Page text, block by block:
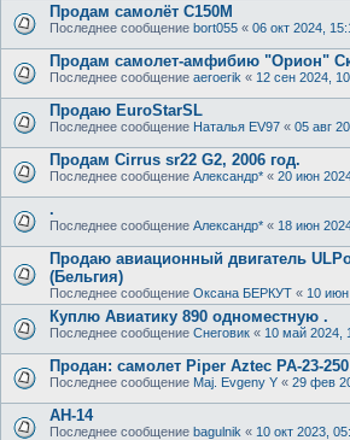
Продам самолёт С150М
Последнее сообщение bort055 « 06 окт 2024,
Продам самолет-амфибию "Орион"
Последнее сообщение aeroerik « 12 сен 2024,
Продаю EuroStarSL
Последнее сообщение Наталья EV97 « 05 авг
Продам Cirrus sr22 G2, 2006 год.
Последнее сообщение Александр* « 20 июн
.
Последнее сообщение Александр* « 18 июн
Продаю авиационный двигатель
(Бельгия)
Последнее сообщение Оксана БЕРКУТ « 10
Куплю Авиатику 890 одноместную .
Последнее сообщение Снеговик « 10 май 2024,
Продан: самолет Piper Aztec PA-23-
Последнее сообщение Maj. Evgeny Y « 29 фев
АН-14
Последнее сообщение bagulnik « 10 окт 2023,